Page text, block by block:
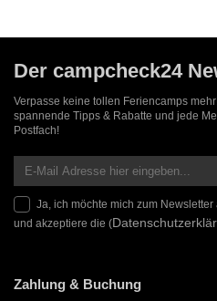
Der campcheck24
Verpasse keine tollen Feriencamps
spannende Tipps & Rabatte und jede
Postfach!
Ja, ich möchte mich zum Newsletter
und akzeptiere die (
Zahlung & Buchung